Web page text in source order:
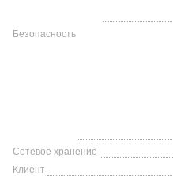
Безопасность
Сетевое хранение
Клиент